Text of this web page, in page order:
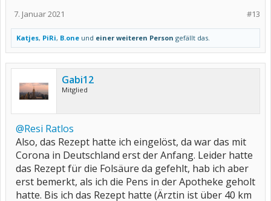
#13
7. Januar 2021
Katjes, PiRi, B.one und einer weiteren Person gefällt das.
Gabi12
Mitglied
@Resi Ratlos
Also, das Rezept hatte ich eingelöst, da war das mit
Corona in Deutschland erst der Anfang. Leider hatte
das Rezept für die Folsäure da gefehlt, hab ich aber
erst bemerkt, als ich die Pens in der Apotheke geholt
hatte. Bis ich das Rezept hatte (Ärztin ist über 40 km